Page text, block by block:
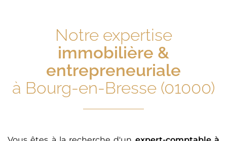
Notre expertise
immobilière &
entrepreneuriale
à Bourg-en-Bresse (01000)